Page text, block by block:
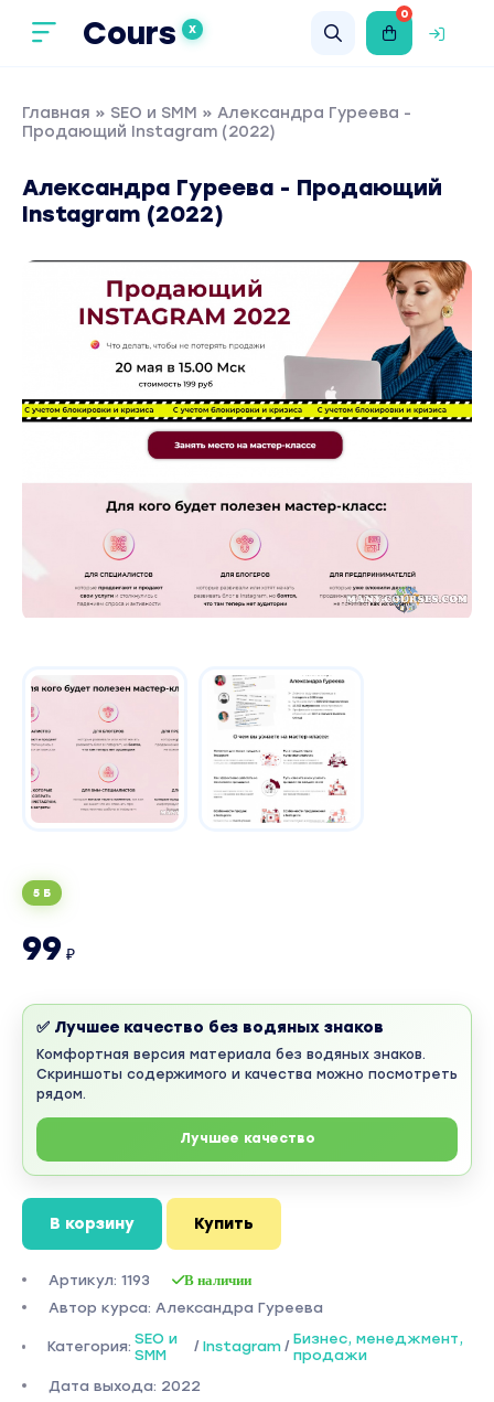
Cours X
0
Главная » SEO и SMM » Александра Гуреева -
Продающий Instagram (2022)
Александра Гуреева - Продающий
Instagram (2022)
5 Б
99 ₽
✅ Лучшее качество без водяных знаков
Комфортная версия материала без водяных знаков.
Скриншоты содержимого и качества можно посмотреть
рядом.
Лучшее качество
В корзину Купить
Артикул: 1193 В наличии
Автор курса: Александра Гуреева
Категория: SEO и
SMM
/ Instagram / Бизнес, менеджмент,
продажи
Дата выхода: 2022